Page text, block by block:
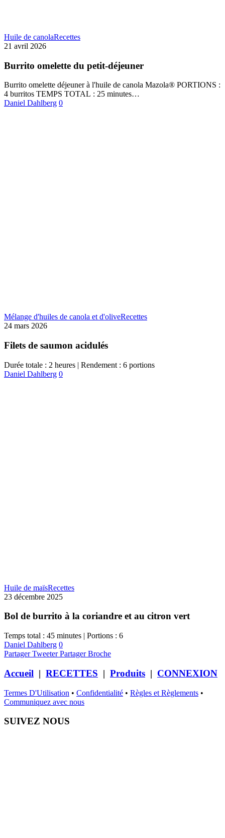
Huile de canolaRecettes
21 avril 2026
Burrito omelette du petit-déjeuner
Burrito omelette déjeuner à l'huile de canola Mazola® PORTIONS :
4 burritos TEMPS TOTAL : 25 minutes…
Daniel Dahlberg 0
Mélange d'huiles de canola et d'oliveRecettes
24 mars 2026
Filets de saumon acidulés
Durée totale : 2 heures | Rendement : 6 portions
Daniel Dahlberg 0
Huile de maïsRecettes
23 décembre 2025
Bol de burrito à la coriandre et au citron vert
Temps total : 45 minutes | Portions : 6
Daniel Dahlberg 0
Partager Tweeter Partager Broche
Accueil | RECETTES | Produits | CONNEXION
Termes D'Utilisation • Confidentialité • Règles et Règlements •
Communiquez avec nous
SUIVEZ NOUS